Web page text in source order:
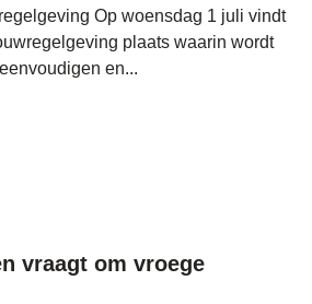
Op woensdag 1 juli vindt
plaats waarin wordt
en...
vraagt om vroege